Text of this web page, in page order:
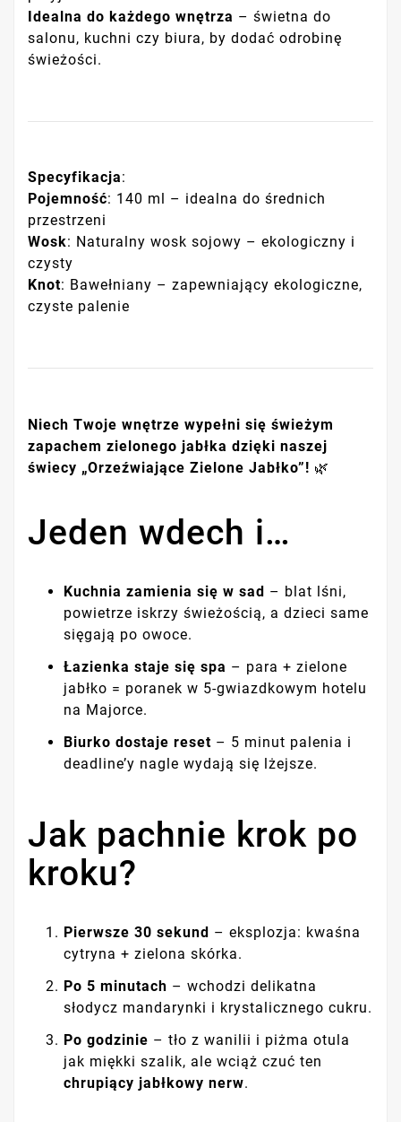
Idealna do każdego wnętrza – świetna do
salonu, kuchni czy biura, by dodać odrobinę
świeżości.
Specyfikacja:
Pojemność: 140 ml – idealna do średnich
przestrzeni
Wosk: Naturalny wosk sojowy – ekologiczny i
czysty
Knot: Bawełniany – zapewniający ekologiczne,
czyste palenie
Niech Twoje wnętrze wypełni się świeżym
zapachem zielonego jabłka dzięki naszej
świecy „Orzeźwiające Zielone Jabłko”! 🌿
Jeden wdech i…
Kuchnia zamienia się w sad – blat lśni,
powietrze iskrzy świeżością, a dzieci same
sięgają po owoce.
Łazienka staje się spa – para + zielone
jabłko = poranek w 5-gwiazdkowym hotelu
na Majorce.
Biurko dostaje reset – 5 minut palenia i
deadline’y nagle wydają się lżejsze.
Jak pachnie krok po
kroku?
Pierwsze 30 sekund – eksplozja: kwaśna
cytryna + zielona skórka.
Po 5 minutach – wchodzi delikatna
słodycz mandarynki i krystalicznego cukru.
Po godzinie – tło z wanilii i piżma otula
jak miękki szalik, ale wciąż czuć ten
chrupiący jabłkowy nerw.